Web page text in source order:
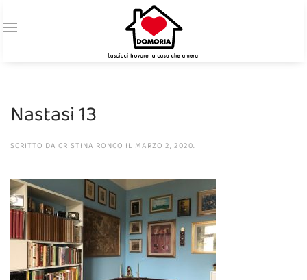
Nastasi 13
SCRITTO DA CRISTINA RONCO IL MARZO 2, 2020.